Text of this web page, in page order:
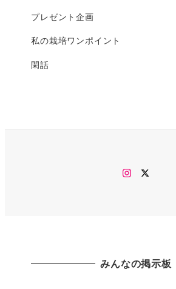
プレゼント企画
私の栽培ワンポイント
閑話
Instagram
みんなの掲示板